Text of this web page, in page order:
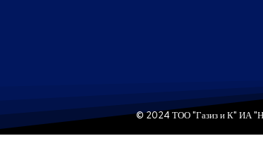
© 2024 ТОО "Газиз и К" ИА